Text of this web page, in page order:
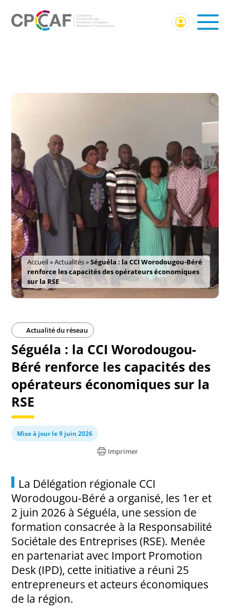
Accueil»Actualités»Séguéla : la CCI Worodougou-Béré
renforce les capacités des opérateurs économiques
sur la RSE
Actualité du réseau
Séguéla : la CCI Worodougou-
Béré renforce les capacités des
opérateurs économiques sur la
RSE
Mise à jour le 9 juin 2026
Imprimer
La Délégation régionale CCI
Worodougou-Béré a organisé, les 1er et
2 juin 2026 à Séguéla, une session de
formation consacrée à la Responsabilité
Sociétale des Entreprises (RSE). Menée
en partenariat avec Import Promotion
Desk (IPD), cette initiative a réuni 25
entrepreneurs et acteurs économiques
de la région.